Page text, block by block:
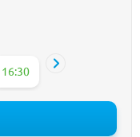
16:30